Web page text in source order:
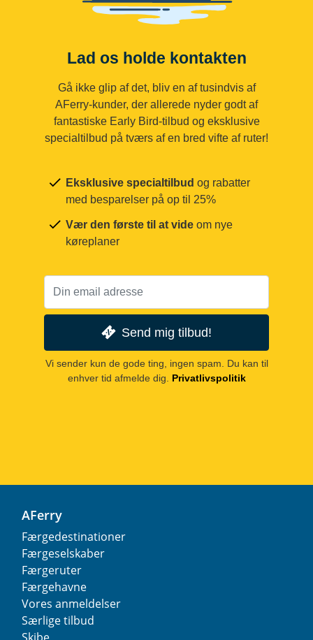
Lad os holde kontakten
Gå ikke glip af det, bliv en af tusindvis af
AFerry-kunder, der allerede nyder godt af
fantastiske Early Bird-tilbud og eksklusive
specialtilbud på tværs af en bred vifte af ruter!
Eksklusive specialtilbud og rabatter
med besparelser på op til 25%
Vær den første til at vide om nye
køreplaner
Send mig tilbud!
Vi sender kun de gode ting, ingen spam. Du kan til
enhver tid afmelde dig.
Privatlivspolitik
AFerry
Færgedestinationer
Færgeselskaber
Færgeruter
Færgehavne
Vores anmeldelser
Særlige tilbud